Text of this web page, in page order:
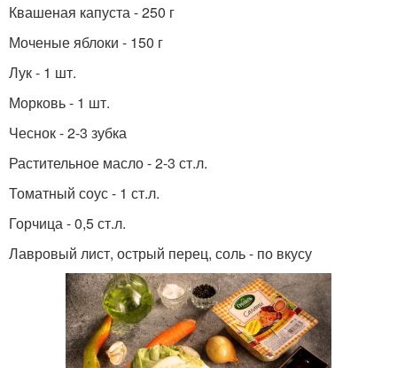
Квашеная капуста - 250 г
Моченые яблоки - 150 г
Лук - 1 шт.
Морковь - 1 шт.
Чеснок - 2-3 зубка
Растительное масло - 2-3 ст.л.
Томатный соус - 1 ст.л.
Горчица - 0,5 ст.л.
Лавровый лист, острый перец, соль - по вкусу